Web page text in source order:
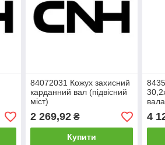
84072031 Кожух захисний
карданний вал (підвісний
міст)
2 269,92₴
Купити
4